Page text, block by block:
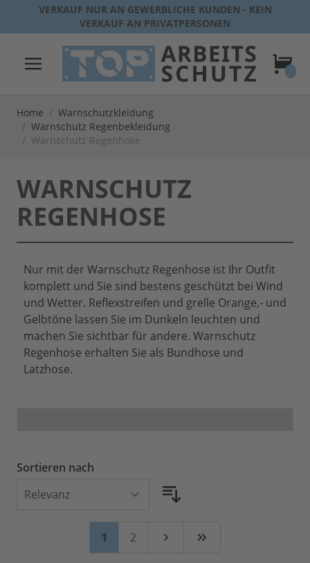
Direkt zum Inhalt
VERKAUF NUR AN GEWERBLICHE KUNDEN - KEIN
VERKAUF AN PRIVATPERSONEN
Home / Warnschutzkleidung
/ Warnschutz Regenbekleidung
/ Warnschutz Regenhose
WARNSCHUTZ
REGENHOSE
Nur mit der Warnschutz Regenhose ist Ihr Outfit
komplett und Sie sind bestens geschützt bei Wind
und Wetter. Reflexstreifen und grelle Orange,- und
Gelbtöne lassen Sie im Dunkeln leuchten und
machen Sie sichtbar für andere. Warnschutz
Regenhose erhalten Sie als Bundhose und
Latzhose.
Sortieren nach
Sie lesen gerade Seite
1 Seite
2 Weiter Zuletzt